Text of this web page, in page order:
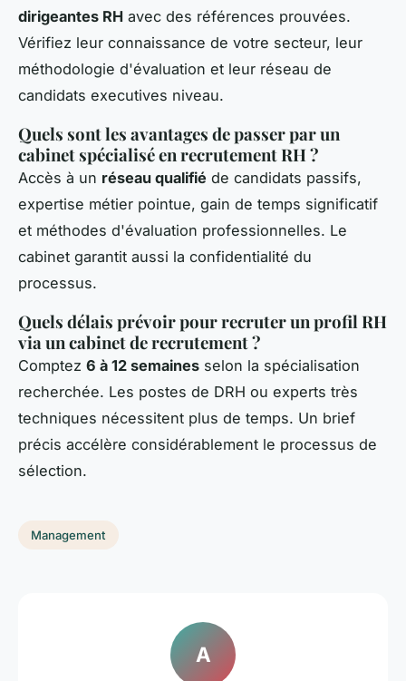
dirigeantes RH avec des références prouvées.
Vérifiez leur connaissance de votre secteur, leur
méthodologie d'évaluation et leur réseau de
candidats executives niveau.
Quels sont les avantages de passer par un
cabinet spécialisé en recrutement RH ?
Accès à un réseau qualifié de candidats passifs,
expertise métier pointue, gain de temps significatif
et méthodes d'évaluation professionnelles. Le
cabinet garantit aussi la confidentialité du
processus.
Quels délais prévoir pour recruter un profil RH
via un cabinet de recrutement ?
Comptez 6 à 12 semaines selon la spécialisation
recherchée. Les postes de DRH ou experts très
techniques nécessitent plus de temps. Un brief
précis accélère considérablement le processus de
sélection.
Management
A